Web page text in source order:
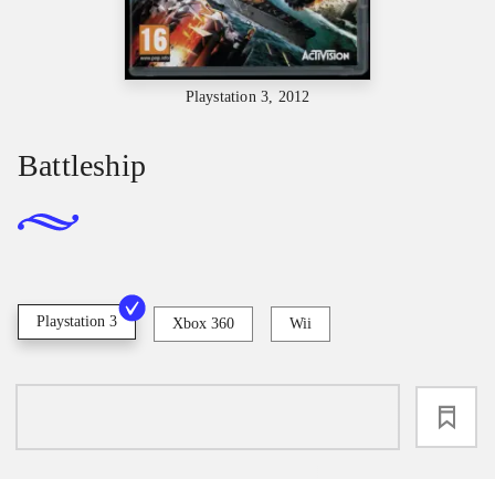
Playstation 3, 2012
Battleship
Playstation 3 Xbox 360 Wii